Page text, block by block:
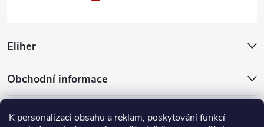
K personalizaci obsahu a reklam, poskytování funkcí
Eliher
Obchodní informace
Partnerské weby